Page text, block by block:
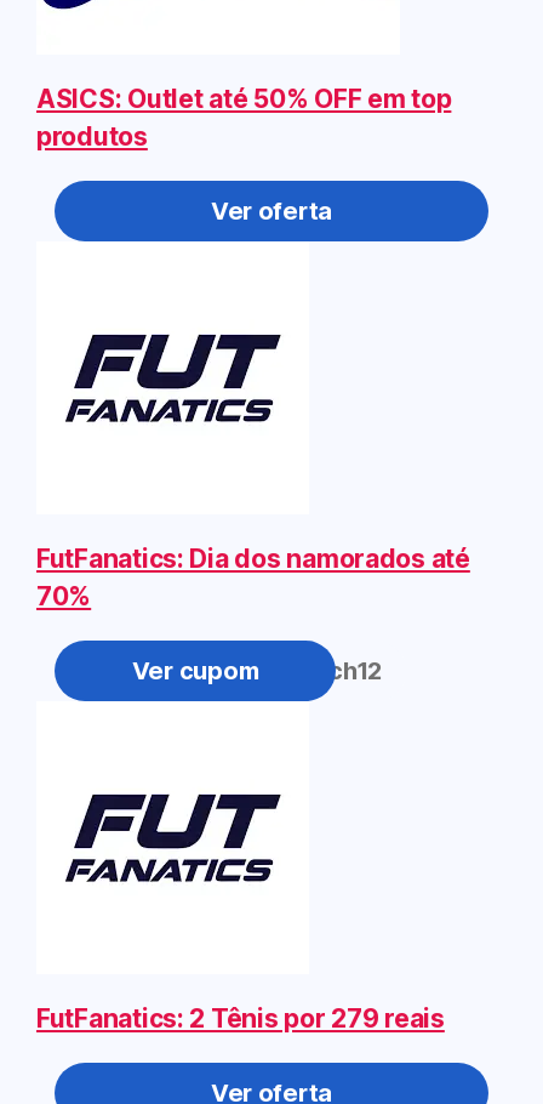
ASICS: Outlet até 50% OFF em top
produtos
Ver oferta
FutFanatics: Dia dos namorados até
70%
deumatch12
FutFanatics: 2 Tênis por 279 reais
Ver oferta